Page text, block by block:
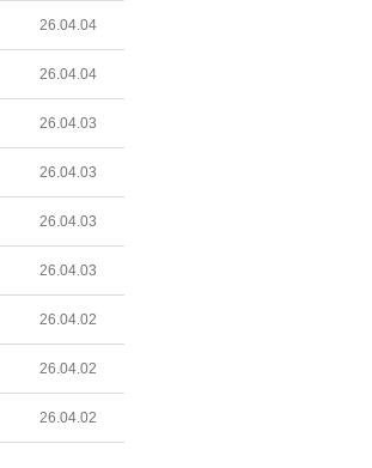
26.04.04
26.04.04
26.04.03
26.04.03
26.04.03
26.04.03
26.04.02
26.04.02
26.04.02